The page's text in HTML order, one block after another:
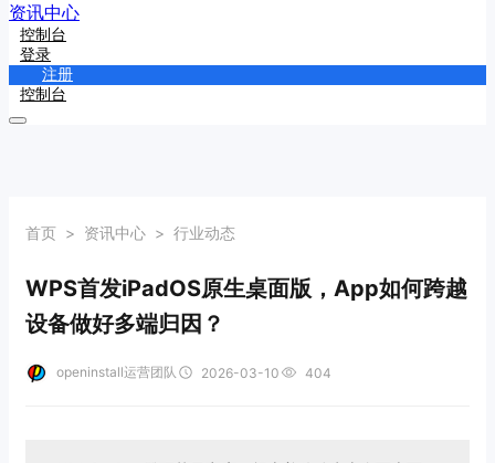
资讯中心
控制台
登录
注册
控制台
首页 > 资讯中心 > 行业动态
WPS首发iPadOS原生桌面版，App如何跨越
设备做好多端归因？
openinstall运营团队 2026-03-10 404